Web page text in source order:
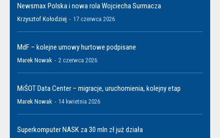
Newsmax Polska i nowa rola Wojciecha Surmacza
Krzysztof Kołodziej - 17 czerwca 2026
MdF – kolejne umowy hurtowe podpisane
Marek Nowak - 2 czerwca 2026
MiŚOT Data Center – migracje, uruchomienia, kolejny etap
Marek Nowak - 14 kwietnia 2026
Superkomputer NASK za 30 mln zł już działa